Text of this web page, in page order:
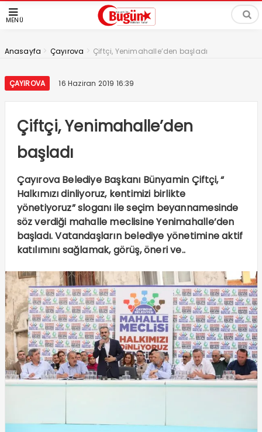
MENÜ
Anasayfa > Çayırova > Çiftçi, Yenimahalle’den başladı
ÇAYIROVA 16 Haziran 2019 16:39
Çiftçi, Yenimahalle’den
başladı
Çayırova Belediye Başkanı Bünyamin Çiftçi, “
Halkımızı dinliyoruz, kentimizi birlikte
yönetiyoruz” sloganı ile seçim beyannamesinde
söz verdiği mahalle meclisine Yenimahalle’den
başladı. Vatandaşların belediye yönetimine aktif
katılımını sağlamak, görüş, öneri ve..